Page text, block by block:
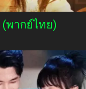
(พากย์ไทย)